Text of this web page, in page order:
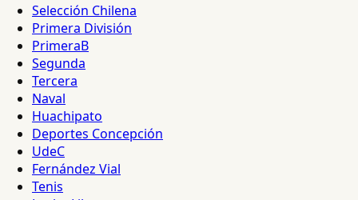
Selección Chilena
Primera División
PrimeraB
Segunda
Tercera
Naval
Huachipato
Deportes Concepción
UdeC
Fernández Vial
Tenis